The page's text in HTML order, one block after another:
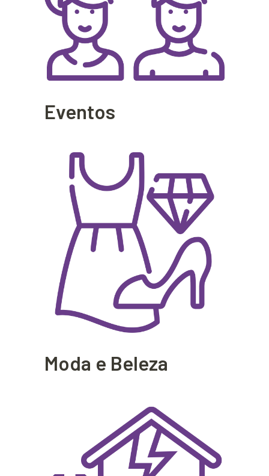
Eventos
Moda e Beleza